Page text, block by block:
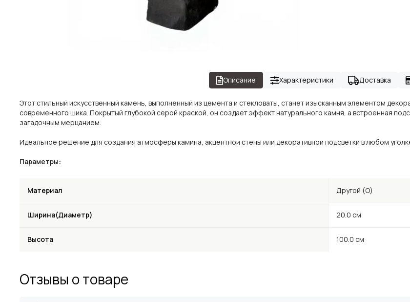
Описание Характеристики Доставка
Этот стильный искусственный камень, выполненный из цемента и стекловаты, станет изысканным элементом
современного шика. Покрытый глубокой серой краской, он создает эффект натурального камня, а встроенная
загадочным мерцанием.
Идеальное решение для создания атмосферы камина, акцентной стены или декоративной подсветки в любом
Параметры:
Материал Другой (O)
Ширина(Диаметр) 20.0 см
Высота 100.0 см
Отзывы о товаре